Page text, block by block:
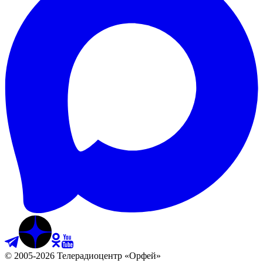
© 2005-2026 Телерадиоцентр «Орфей»